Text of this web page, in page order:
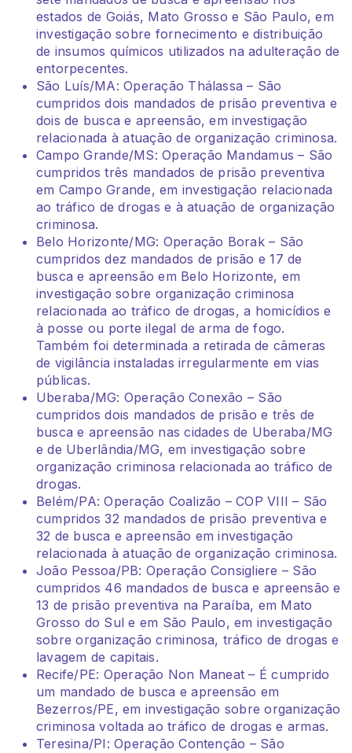
estados de Goiás, Mato Grosso e São Paulo, em
investigação sobre fornecimento e distribuição
de insumos químicos utilizados na adulteração de
entorpecentes.
São Luís/MA: Operação Thálassa – São
cumpridos dois mandados de prisão preventiva e
dois de busca e apreensão, em investigação
relacionada à atuação de organização criminosa.
Campo Grande/MS: Operação Mandamus – São
cumpridos três mandados de prisão preventiva
em Campo Grande, em investigação relacionada
ao tráfico de drogas e à atuação de organização
criminosa.
Belo Horizonte/MG: Operação Borak – São
cumpridos dez mandados de prisão e 17 de
busca e apreensão em Belo Horizonte, em
investigação sobre organização criminosa
relacionada ao tráfico de drogas, a homicídios e
à posse ou porte ilegal de arma de fogo.
Também foi determinada a retirada de câmeras
de vigilância instaladas irregularmente em vias
públicas.
Uberaba/MG: Operação Conexão – São
cumpridos dois mandados de prisão e três de
busca e apreensão nas cidades de Uberaba/MG
e de Uberlândia/MG, em investigação sobre
organização criminosa relacionada ao tráfico de
drogas.
Belém/PA: Operação Coalizão – COP VIII – São
cumpridos 32 mandados de prisão preventiva e
32 de busca e apreensão em investigação
relacionada à atuação de organização criminosa.
João Pessoa/PB: Operação Consigliere – São
cumpridos 46 mandados de busca e apreensão e
13 de prisão preventiva na Paraíba, em Mato
Grosso do Sul e em São Paulo, em investigação
sobre organização criminosa, tráfico de drogas e
lavagem de capitais.
Recife/PE: Operação Non Maneat – É cumprido
um mandado de busca e apreensão em
Bezerros/PE, em investigação sobre organização
criminosa voltada ao tráfico de drogas e armas.
Teresina/PI: Operação Contenção – São